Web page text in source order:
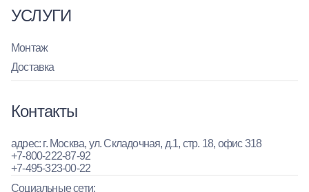
УСЛУГИ
Монтаж
Доставка
Контакты
адрес: г. Москва, ул. Складочная, д.1, стр. 18, офис 318
+7-800-222-87-92
+7-495-323-00-22
Социальные сети: